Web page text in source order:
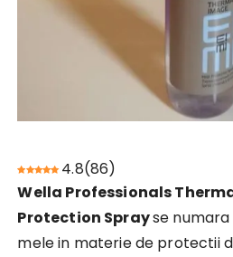
4.8(86)
Wella Professionals
Protection Sprayse
mele in materie de protectii